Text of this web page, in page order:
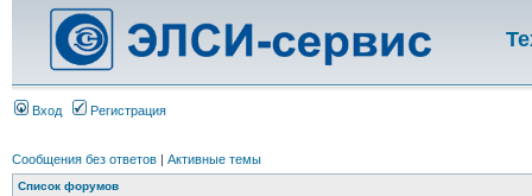
Вход Регистрация
Сообщения без ответов | Активные темы
Список форумов